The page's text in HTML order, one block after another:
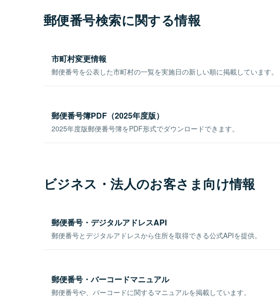
郵便番号検索に関する情報
市町村変更情報
郵便番号を公表した市町村の一覧を実施日の新しい順に掲載しています。
郵便番号簿PDF（2025年度版）
2025年度版郵便番号簿をPDF形式でダウンロードできます。
ビジネス・法人のお客さま向け情報
郵便番号・デジタルアドレスAPI
郵便番号とデジタルアドレスから住所を取得できる公式APIを提供。
郵便番号・バーコードマニュアル
郵便番号や、バーコードに関するマニュアルを掲載しています。